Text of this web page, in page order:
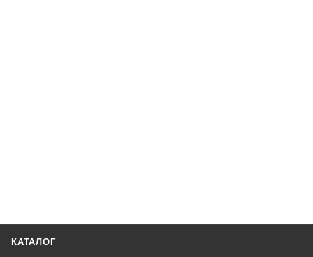
КАТАЛОГ